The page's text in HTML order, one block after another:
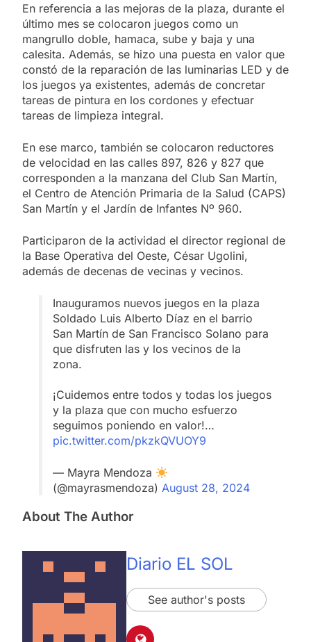
En referencia a las mejoras de la plaza, durante el
último mes se colocaron juegos como un
mangrullo doble, hamaca, sube y baja y una
calesita. Además, se hizo una puesta en valor que
constó de la reparación de las luminarias LED y de
los juegos ya existentes, además de concretar
tareas de pintura en los cordones y efectuar
tareas de limpieza integral.
En ese marco, también se colocaron reductores
de velocidad en las calles 897, 826 y 827 que
corresponden a la manzana del Club San Martín,
el Centro de Atención Primaria de la Salud (CAPS)
San Martín y el Jardín de Infantes Nº 960.
Participaron de la actividad el director regional de
la Base Operativa del Oeste, César Ugolini,
además de decenas de vecinas y vecinos.
Inauguramos nuevos juegos en la plaza
Soldado Luis Alberto Díaz en el barrio
San Martín de San Francisco Solano para
que disfruten las y los vecinos de la
zona.
¡Cuidemos entre todos y todas los juegos
y la plaza que con mucho esfuerzo
seguimos poniendo en valor!…
pic.twitter.com/pkzkQVUOY9
— Mayra Mendoza
(@mayrasmendoza) August 28, 2024
About The Author
Diario EL SOL
See author's posts